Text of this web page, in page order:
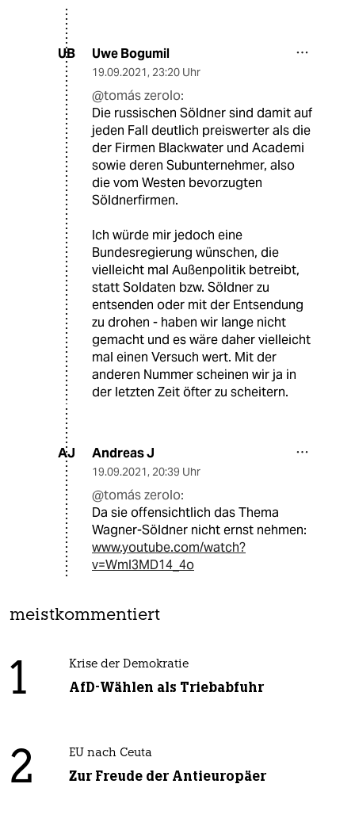
UB Uwe Bogumil
19.09.2021, 23:20 Uhr
@tomás zerolo:
Die russischen Söldner sind damit auf
jeden Fall deutlich preiswerter als die
der Firmen Blackwater und Academi
sowie deren Subunternehmer, also
die vom Westen bevorzugten
Söldnerfirmen.
Ich würde mir jedoch eine
Bundesregierung wünschen, die
vielleicht mal Außenpolitik betreibt,
statt Soldaten bzw. Söldner zu
entsenden oder mit der Entsendung
zu drohen - haben wir lange nicht
gemacht und es wäre daher vielleicht
mal einen Versuch wert. Mit der
anderen Nummer scheinen wir ja in
der letzten Zeit öfter zu scheitern.
AJ Andreas J
19.09.2021, 20:39 Uhr
@tomás zerolo:
Da sie offensichtlich das Thema
Wagner-Söldner nicht ernst nehmen:
www.youtube.com/watch?
v=WmI3MD14_4o
meistkommentiert
1 Krise der Demokratie
AfD-Wählen als Triebabfuhr
2 EU nach Ceuta
Zur Freude der Antieuropäer